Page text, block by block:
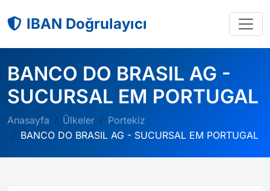
IBAN Doğrulayıcı
BANCO DO BRASIL AG -
SUCURSAL EM PORTUGAL
Anasayfa Ülkeler
Portekiz
BANCO DO BRASIL AG - SUCURSAL EM PORTUGAL